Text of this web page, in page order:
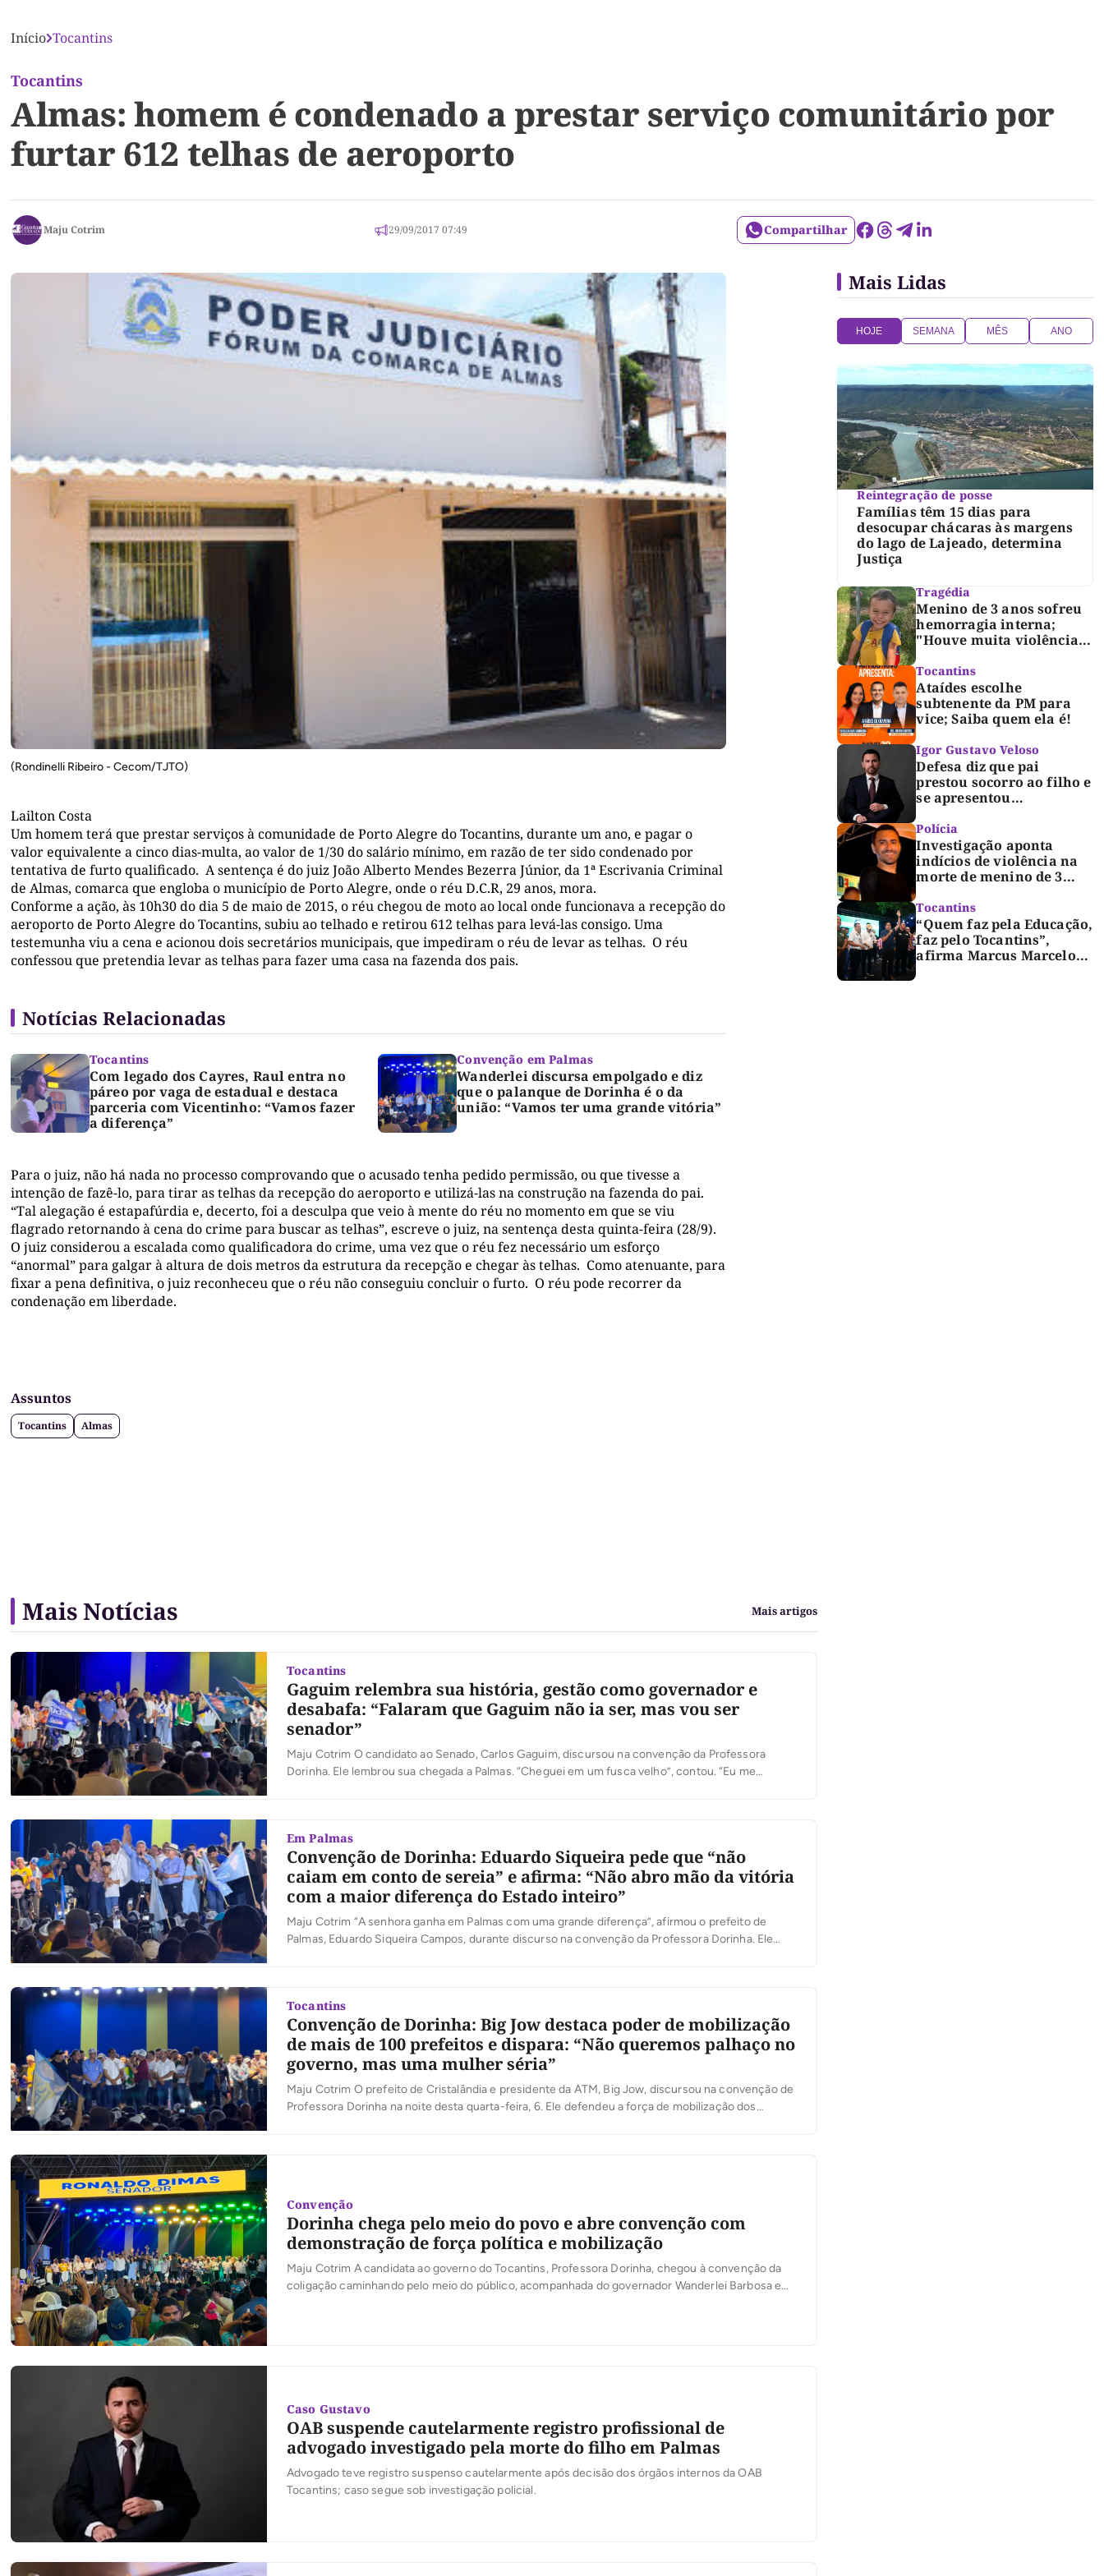
Início Tocantins
Tocantins
Almas: homem é condenado a prestar serviço comunitário por
furtar 612 telhas de aeroporto
Maju Cotrim 29/09/2017 07:49 Compartilhar
(Rondinelli Ribeiro - Cecom/TJTO)
Lailton Costa
Um homem terá que prestar serviços à comunidade de Porto Alegre do Tocantins, durante um ano, e pagar o
valor equivalente a cinco dias-multa, ao valor de 1/30 do salário mínimo, em razão de ter sido condenado por
tentativa de furto qualificado. A sentença é do juiz João Alberto Mendes Bezerra Júnior, da 1ª Escrivania Criminal
de Almas, comarca que engloba o município de Porto Alegre, onde o réu D.C.R, 29 anos, mora.
Conforme a ação, às 10h30 do dia 5 de maio de 2015, o réu chegou de moto ao local onde funcionava a recepção do
aeroporto de Porto Alegre do Tocantins, subiu ao telhado e retirou 612 telhas para levá-las consigo. Uma
testemunha viu a cena e acionou dois secretários municipais, que impediram o réu de levar as telhas. O réu
confessou que pretendia levar as telhas para fazer uma casa na fazenda dos pais.
Notícias Relacionadas
Tocantins
Com legado dos Cayres, Raul entra no
páreo por vaga de estadual e destaca
parceria com Vicentinho: “Vamos fazer
a diferença”
Convenção em Palmas
Wanderlei discursa empolgado e diz
que o palanque de Dorinha é o da
união: “Vamos ter uma grande vitória”
Para o juiz, não há nada no processo comprovando que o acusado tenha pedido permissão, ou que tivesse a
intenção de fazê-lo, para tirar as telhas da recepção do aeroporto e utilizá-las na construção na fazenda do pai.
“Tal alegação é estapafúrdia e, decerto, foi a desculpa que veio à mente do réu no momento em que se viu
flagrado retornando à cena do crime para buscar as telhas”, escreve o juiz, na sentença desta quinta-feira (28/9).
O juiz considerou a escalada como qualificadora do crime, uma vez que o réu fez necessário um esforço
“anormal” para galgar à altura de dois metros da estrutura da recepção e chegar às telhas. Como atenuante, para
fixar a pena definitiva, o juiz reconheceu que o réu não conseguiu concluir o furto. O réu pode recorrer da
condenação em liberdade.
Assuntos
Tocantins Almas
Mais Lidas
HOJE SEMANA MÊS ANO
Reintegração de posse
Famílias têm 15 dias para
desocupar chácaras às margens
do lago de Lajeado, determina
Justiça
Tragédia
Menino de 3 anos sofreu
hemorragia interna;
"Houve muita violência",
Tocantins
Ataídes escolhe
subtenente da PM para
vice; Saiba quem ela é!
Igor Gustavo Veloso
Defesa diz que pai
prestou socorro ao filho e
se apresentou
polícia após morte de
criança de 3 anos
Polícia
Investigação aponta
indícios de violência na
morte de menino de 3
Tocantins
“Quem faz pela Educação,
faz pelo Tocantins”,
afirma Marcus Marcelo
Mais Notícias Mais artigos
Tocantins
Gaguim relembra sua história, gestão como governador e
desabafa: “Falaram que Gaguim não ia ser, mas vou ser
senador”
Maju Cotrim O candidato ao Senado, Carlos Gaguim, discursou na convenção da Professora
Dorinha. Ele lembrou sua chegada a Palmas. “Cheguei em um fusca velho”, contou. “Eu me
Em Palmas
Convenção de Dorinha: Eduardo Siqueira pede que “não
caiam em conto de sereia” e afirma: “Não abro mão da vitória
com a maior diferença do Estado inteiro”
Maju Cotrim “A senhora ganha em Palmas com uma grande diferença”, afirmou o prefeito de
Palmas, Eduardo Siqueira Campos, durante discurso na convenção da Professora Dorinha. Ele
Tocantins
Convenção de Dorinha: Big Jow destaca poder de mobilização
de mais de 100 prefeitos e dispara: “Não queremos palhaço no
governo, mas uma mulher séria”
Maju Cotrim O prefeito de Cristalândia e presidente da ATM, Big Jow, discursou na convenção de
Professora Dorinha na noite desta quarta-feira, 6. Ele defendeu a força de mobilização dos
Convenção
Dorinha chega pelo meio do povo e abre convenção com
demonstração de força política e mobilização
Maju Cotrim A candidata ao governo do Tocantins, Professora Dorinha, chegou à convenção da
coligação caminhando pelo meio do público, acompanhada do governador Wanderlei Barbosa e
Caso Gustavo
OAB suspende cautelarmente registro profissional de
advogado investigado pela morte do filho em Palmas
Advogado teve registro suspenso cautelarmente após decisão dos órgãos internos da OAB
Tocantins; caso segue sob investigação policial.